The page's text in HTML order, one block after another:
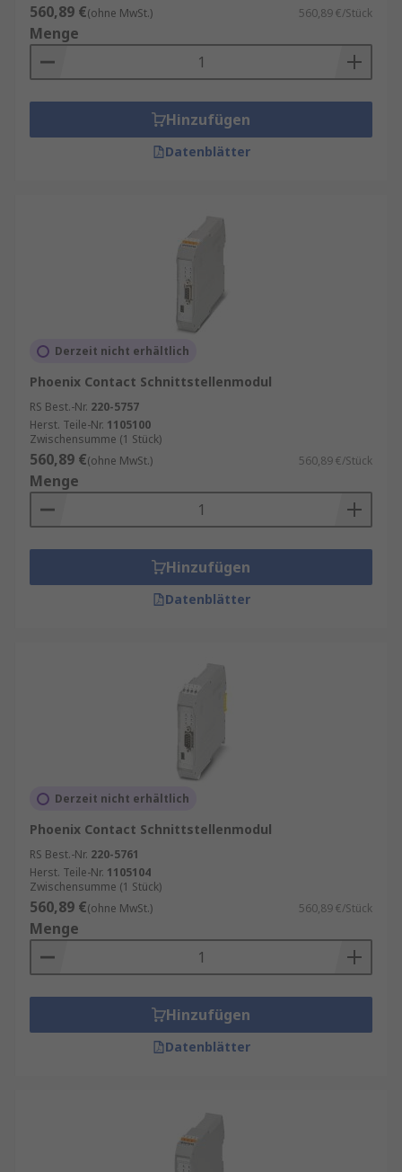
560,89 €(ohne MwSt.) 560,89 €/Stück
Menge
Hinzufügen
Datenblätter
Derzeit nicht erhältlich
Phoenix Contact Schnittstellenmodul
RS Best.-Nr. 220-5757
Herst. Teile-Nr. 1105100
Zwischensumme (1 Stück)
560,89 €(ohne MwSt.) 560,89 €/Stück
Menge
Hinzufügen
Datenblätter
Derzeit nicht erhältlich
Phoenix Contact Schnittstellenmodul
RS Best.-Nr. 220-5761
Herst. Teile-Nr. 1105104
Zwischensumme (1 Stück)
560,89 €(ohne MwSt.) 560,89 €/Stück
Menge
Hinzufügen
Datenblätter